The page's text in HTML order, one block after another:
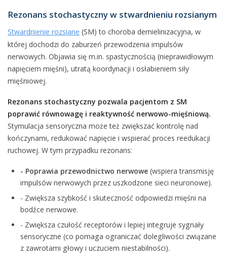
Rezonans stochastyczny w stwardnieniu rozsianym
Stwardnienie rozsiane (SM) to choroba demielinizacyjna, w
której dochodzi do zaburzeń przewodzenia impulsów
nerwowych. Objawia się m.in. spastycznością (nieprawidłowym
napięciem mięśni), utratą koordynacji i osłabieniem siły
mięśniowej.
Rezonans stochastyczny pozwala pacjentom z SM
poprawić równowagę i reaktywność nerwowo-mięśniową.
Stymulacja sensoryczna może też zwiększać kontrolę nad
kończynami, redukować napięcie i wspierać proces reedukacji
ruchowej. W tym przypadku rezonans:
- Poprawia przewodnictwo nerwowe (wspiera transmisję
impulsów nerwowych przez uszkodzone sieci neuronowe).
- Zwiększa szybkość i skuteczność odpowiedzi mięśni na
bodźce nerwowe.
- Zwiększa czułość receptorów i lepiej integruje sygnały
sensoryczne (co pomaga ograniczać dolegliwości związane
z zawrotami głowy i uczuciem niestabilności).